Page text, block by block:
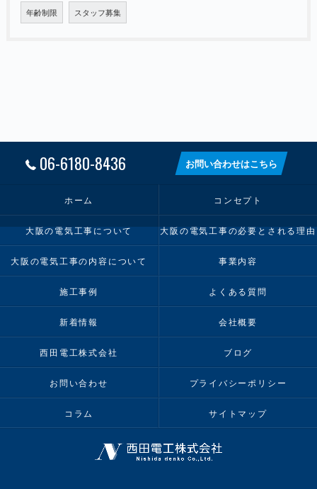
年齢制限 スタッフ募集
06-6180-8436 お問い合わせはこちら
ホーム コンセプト
大阪の電気工事について 大阪の電気工事の必要とされる理由
大阪の電気工事の内容について 事業内容
施工事例 よくある質問
新着情報 会社概要
西田電工株式会社 ブログ
お問い合わせ プライバシーポリシー
コラム サイトマップ